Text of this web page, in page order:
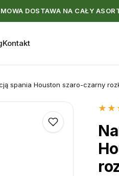
DOSTAWA NA CAŁY
Kontakt
spania Houston szaro-czarny